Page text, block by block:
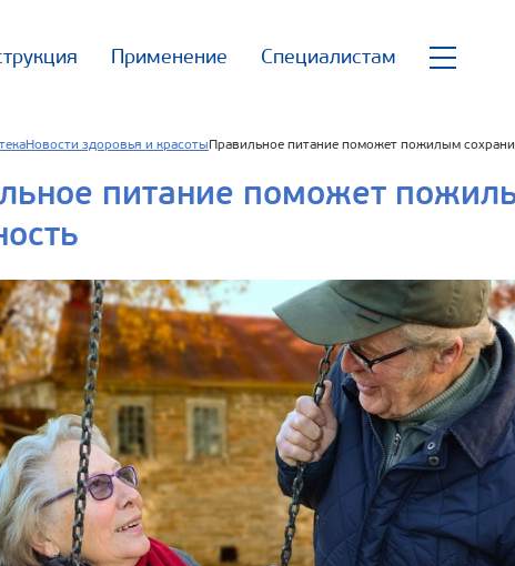
Применение Специалистам
Новости здоровья и красоты Правильное питание поможет пожилым
питание поможет